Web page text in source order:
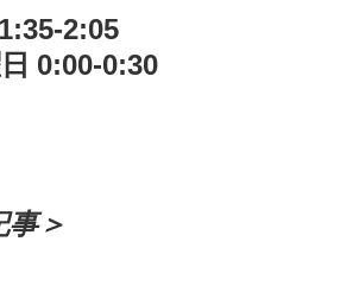
2:05
0:00-0:30
事＞